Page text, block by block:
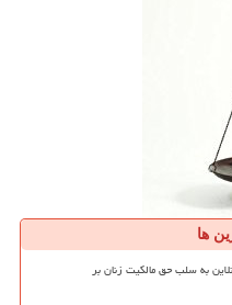
ها
به سلب حق مالکیت زنان بر